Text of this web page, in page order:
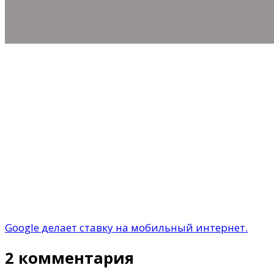
Google делает ставку на мобильный интернет.
2 комментария